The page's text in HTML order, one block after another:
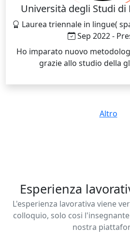
Università degli Studi di
Laurea triennale in lingue(
Sep 2022 -
Ho imparato nuovo
grazie allo studio della
Altro
Esperienza
L'esperienza lavorativa viene
colloquio, solo cosi
nostra